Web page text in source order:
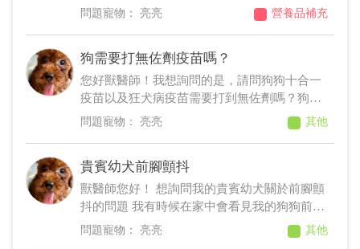
狗，我上網查了一下，發現貴賓狗需要補充關
節、心臟&氣管、眼睛這類的保健食品，一共
部分都沒有告訴我幾個月幼犬開始攝取這些保
健食品比較合適，所以我想詢問您，以上這三
類保健食品大概狗狗幾個月大開始吃呢？以及
如果可以吃的話這三類可以同時混合嗎？還是
需要額外的吃法？謝謝您！
亮亮 營養品補充
狗需要打無佐劑疫苗嗎？
您好獸醫師！我想詢問的是，請問狗狗十合一
疫苗以及狂犬病疫苗需要打到無佐劑嗎？狗狗
狂犬病疫苗如打一般的，會長腫瘤風險高嗎？
亮亮 其他
貴賓幼犬前腳顫抖
獸醫師您好！ 想詢問我的貴賓幼犬關於前腳顫
抖的問題 我有時候在家中會看見我的狗狗前腳
自己顫抖 而且只有顫抖前腳的部分而已 左前腳
以及右前腳都會 且顫抖的頻率是1～2天一次
亮亮 其他